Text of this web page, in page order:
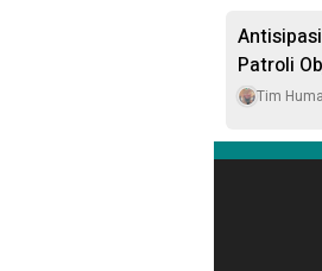
Patroli
Tim